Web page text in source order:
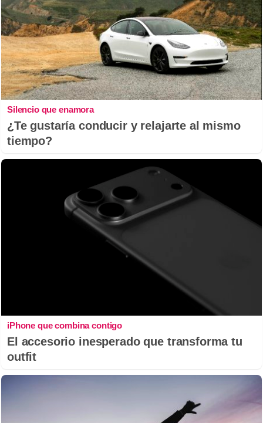
Silencio que enamora
¿Te gustaría conducir y relajarte al mismo
tiempo?
iPhone que combina contigo
El accesorio inesperado que transforma tu
outfit